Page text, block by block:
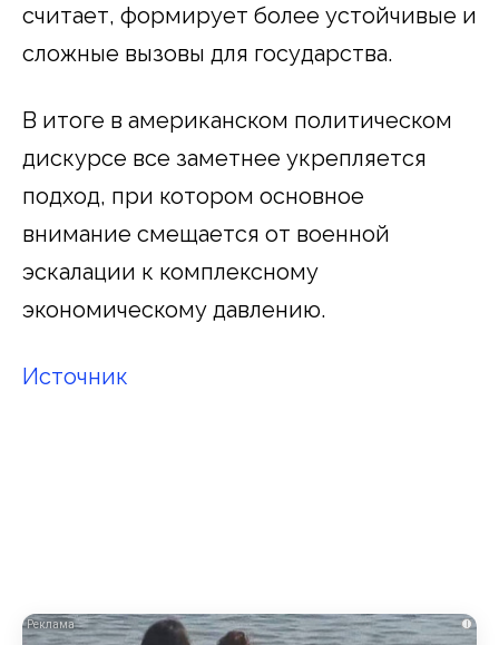
считает, формирует более устойчивые и
сложные вызовы для государства.
В итоге в американском политическом
дискурсе все заметнее укрепляется
подход, при котором основное
внимание смещается от военной
эскалации к комплексному
экономическому давлению.
Источник
i